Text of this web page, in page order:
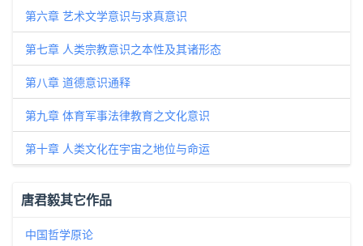
第六章 艺术文学意识与求真意识
第七章 人类宗教意识之本性及其诸形态
第八章 道德意识通释
第九章 体育军事法律教育之文化意识
第十章 人类文化在宇宙之地位与命运
唐君毅其它作品
中国哲学原论